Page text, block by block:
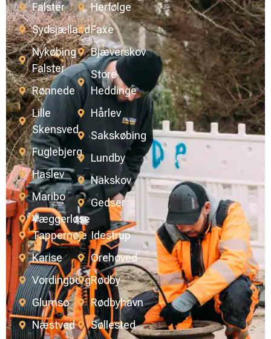
Falster
Sydsjælland
Nykøbing
Falster
Rønnede
Lille
Skensved
Fuglebjerg
Haslev
Maribo
Væggerløse
Herfølge
Faxe
Bjæverskov
Store
Heddinge
Hårlev
Sakskøbing
Lundby
Nakskov
Gedser
Tappernøje
Karise
Vordingborg
Glumsø
Næstved
Idestrup
Orehoved
Rødby
Rødbyhavn
Søllested